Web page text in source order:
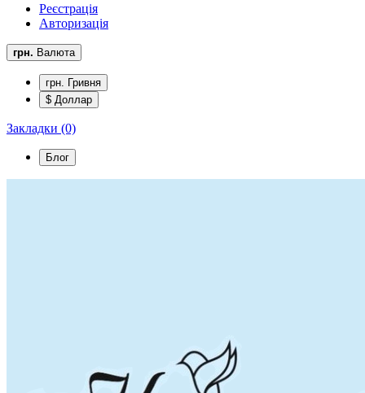
Реєстрація
Авторизація
грн. Валюта
грн. Гривня
$ Доллар
Закладки (0)
Блог